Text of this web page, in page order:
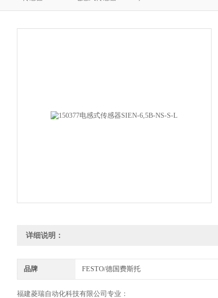
详细说明：
品牌 FESTO/德国费斯托
福建菱瑞自动化科技有限公司专业：